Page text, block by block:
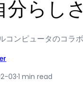
らし
ンピュータのコラ
03·1 min read